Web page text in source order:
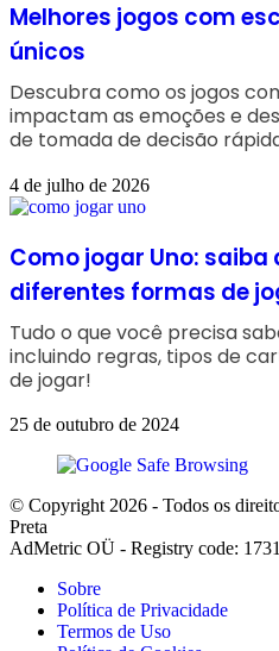
Melhores jogos com
únicos
Descubra como os jogos
impactam as emoções e
de tomada de decisão
4 de julho de 2026
Como jogar Uno: saiba
diferentes formas de
Tudo o que você precisa
incluindo regras, tipos de
de jogar!
25 de outubro de 2024
© Copyright 2026 - Todos os
Preta
AdMetric OÜ - Registry code:
Sobre
Política de Privacidade
Termos de Uso